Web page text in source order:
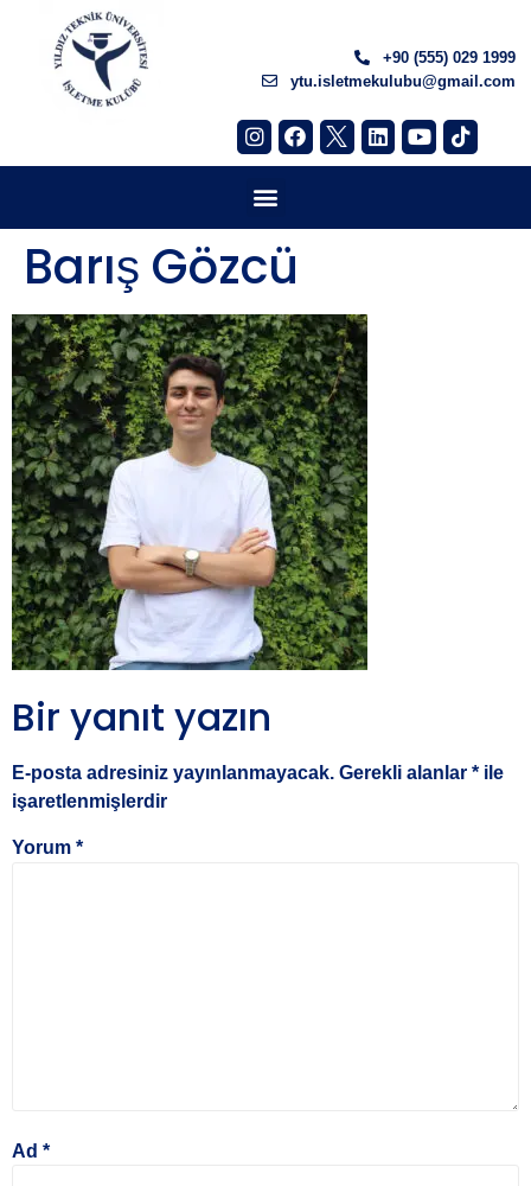
+90 (555) 029 1999
ytu.isletmekulubu@gmail.com
Barış Gözcü
Bir yanıt yazın
E-posta adresiniz yayınlanmayacak. Gerekli alanlar * ile
işaretlenmişlerdir
Yorum *
Ad *